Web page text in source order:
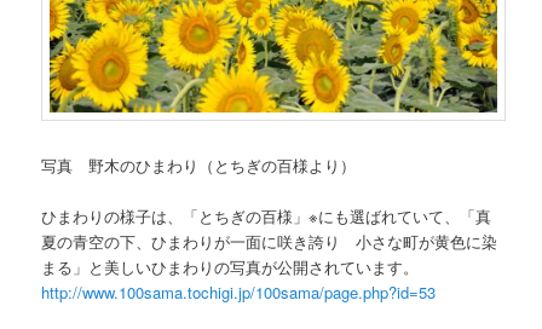
写真 野木のひまわり（とちぎの百様より）
ひまわりの様子は、「とちぎの百様」※にも選ばれていて、「真
夏の青空の下、ひまわりが一面に咲き誇り 小さな町が黄色に染
まる」と美しいひまわりの写真が公開されています。
http://www.100sama.tochigi.jp/100sama/page.php?id=53